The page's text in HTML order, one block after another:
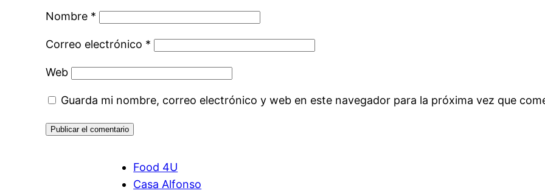
Nombre *
Correo electrónico *
Web
Guarda mi nombre, correo electrónico y web en este navegador para la próxima vez que
Food 4U
Casa Alfonso